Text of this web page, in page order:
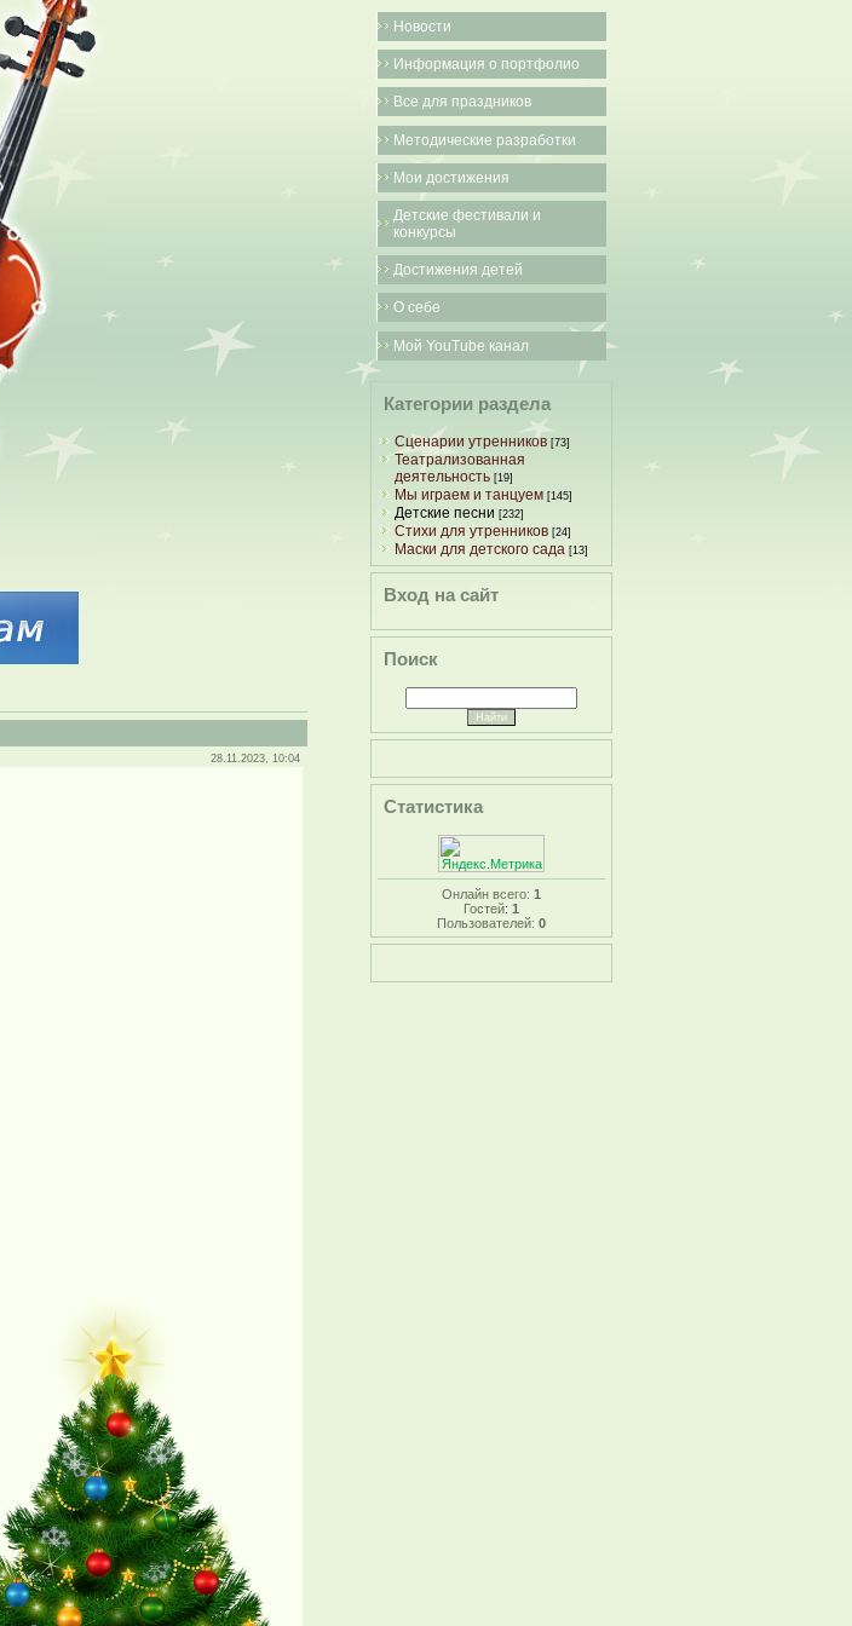
28.11.2023, 10:04
Новости
Информация о портфолио
Все для праздников
Методические разработки
Мои достижения
Детские фестивали и
конкурсы
Достижения детей
О себе
Мой YouTube канал
Категории раздела
Сценарии утренников [73]
Театрализованная
деятельность [19]
Мы играем и танцуем [145]
Детские песни [232]
Стихи для утренников [24]
Маски для детского сада [13]
Вход на сайт
Поиск
Статистика
Онлайн всего: 1
Гостей: 1
Пользователей: 0